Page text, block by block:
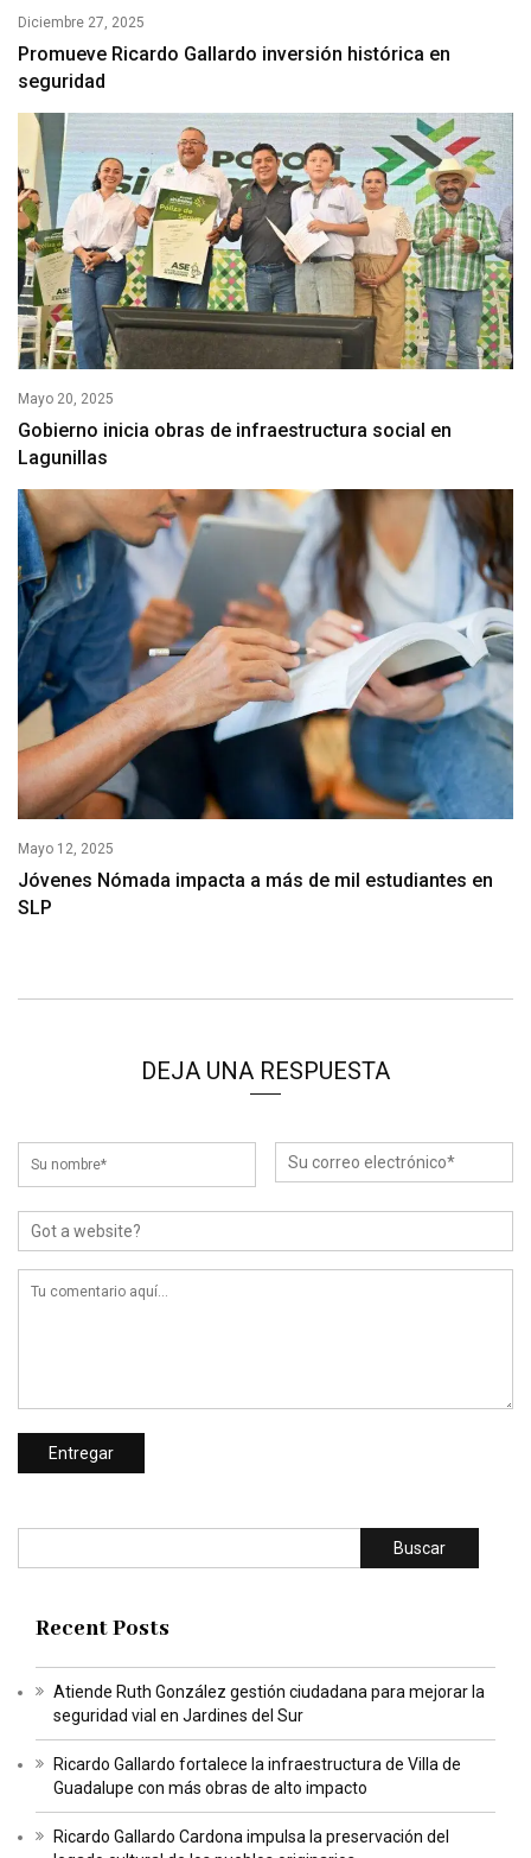
Diciembre 27, 2025
Promueve Ricardo Gallardo inversión histórica en
seguridad
Mayo 20, 2025
Gobierno inicia obras de infraestructura social en
Lagunillas
Mayo 12, 2025
Jóvenes Nómada impacta a más de mil estudiantes en
SLP
DEJA UNA RESPUESTA
Buscar
Recent Posts
Atiende Ruth González gestión ciudadana para mejorar la
seguridad vial en Jardines del Sur
Ricardo Gallardo fortalece la infraestructura de Villa de
Guadalupe con más obras de alto impacto
Ricardo Gallardo Cardona impulsa la preservación del